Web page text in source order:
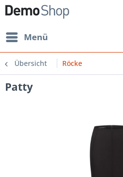
Menü
Übersicht Röcke
Patty